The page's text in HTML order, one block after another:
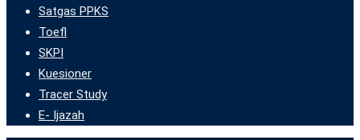
Satgas PPKS
Toefl
SKPI
Kuesioner
Tracer Study
E- Ijazah